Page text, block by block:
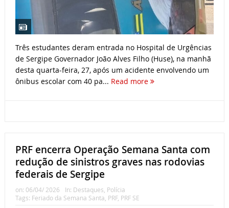
Três estudantes deram entrada no Hospital de Urgências
de Sergipe Governador João Alves Filho (Huse), na manhã
desta quarta-feira, 27, após um acidente envolvendo um
ônibus escolar com 40 pa... Read more
PRF encerra Operação Semana Santa com
redução de sinistros graves nas rodovias
federais de Sergipe
on: 06/04/ 2026 In: Destaques, Polícia
Tags: Feriado da Semana Santa, PRF, PRF SE